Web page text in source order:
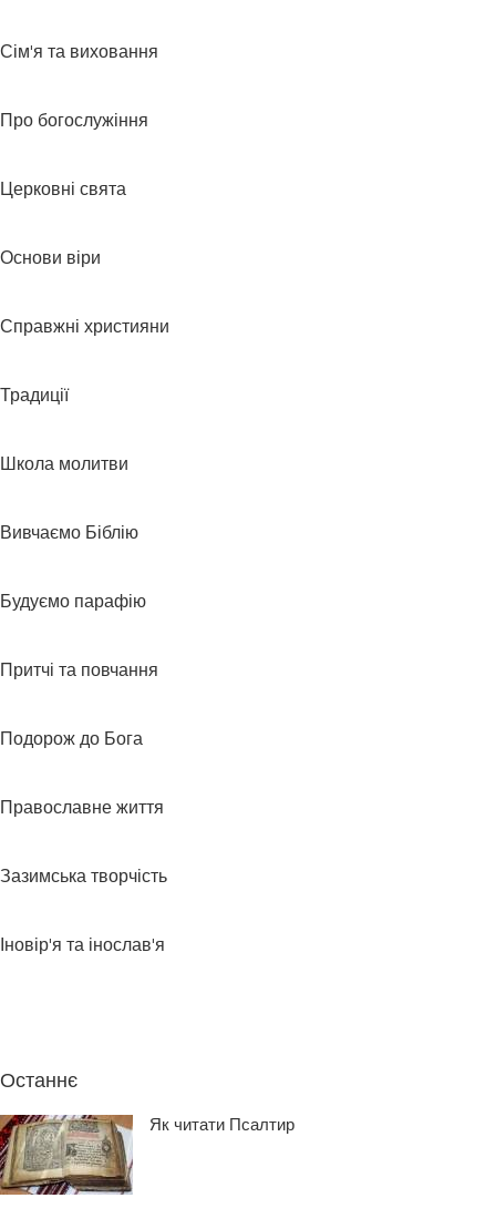
Сім'я та виховання
Про богослужіння
Церковні свята
Основи віри
Справжні християни
Традиції
Школа молитви
Вивчаємо Біблію
Будуємо парафію
Притчі та повчання
Подорож до Бога
Православне життя
Зазимська творчість
Іновір'я та інослав'я
Останнє
Як читати Псалтир